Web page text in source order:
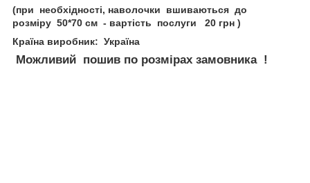
(при необхідності, наволочки вшиваються до
розміру 50*70 см - вартість послуги 20 грн )
Країна виробник: Україна
Можливий пошив по розмірах замовника !